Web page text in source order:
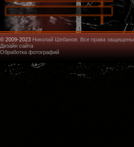
© 2009-2023 Николай Шебанов. Все права защищены
Дизайн сайта
Обработка фотографий